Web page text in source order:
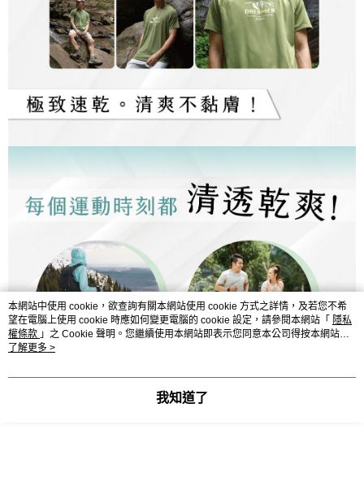
本網站中使用 cookie，欲查詢有關本網站使用 cookie 方式之詳情，及若您不希
望在電腦上使用 cookie 時應如何變更電腦的 cookie 設定，請參閱本網站「 隱私
權條款 」之 Cookie 聲明。您繼續使用本網站即表示您同意本公司得按本網站使
用條款之 Cookie 聲明使用 cookie。
了解更多 >
我知道了